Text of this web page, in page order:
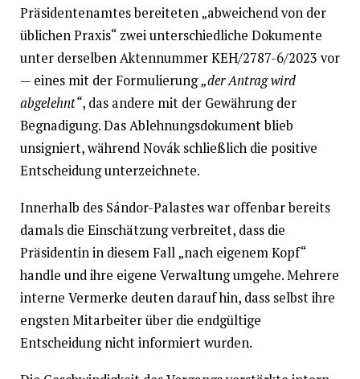
Präsidentenamtes bereiteten „abweichend von der
üblichen Praxis“ zwei unterschiedliche Dokumente
unter derselben Aktennummer KEH/2787-6/2023 vor
— eines mit der Formulierung„der Antrag wird
abgelehnt“, das andere mit der Gewährung der
Begnadigung. Das Ablehnungsdokument blieb
unsigniert, während Novák schließlich die positive
Entscheidung unterzeichnete.
Innerhalb des Sándor-Palastes war offenbar bereits
damals die Einschätzung verbreitet, dass die
Präsidentin in diesem Fall „nach eigenem Kopf“
handle und ihre eigene Verwaltung umgehe. Mehrere
interne Vermerke deuten darauf hin, dass selbst ihre
engsten Mitarbeiter über die endgültige
Entscheidung nicht informiert wurden.